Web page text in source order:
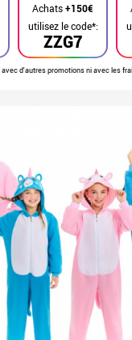
Achats+150€
ZZG7
utilisez le code*:
d'autres promotions ni avec les